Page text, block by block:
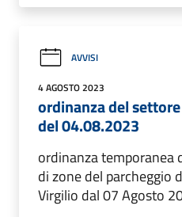
AVVISI
4 AGOSTO 2023
ordinanza del
del 04.08.2023
ordinanza temporanea
di zone del parcheggio
Virgilio dal 07 Agosto